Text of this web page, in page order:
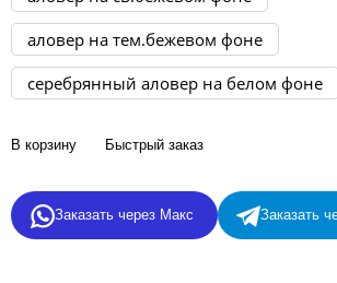
аловер на тем.бежевом фоне
серебрянный аловер на белом фоне
В корзину Быстрый заказ
Заказать через Макс Заказать